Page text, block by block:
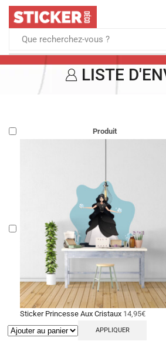
Que recherchez-vous ?
LISTE
Produit
Sticker Princesse Aux Cristaux 14,95€
APPLIQUER